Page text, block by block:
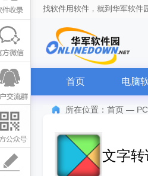
找软件用软件，就到华军软件
首页 电脑
所在位置： 首页 —
文字